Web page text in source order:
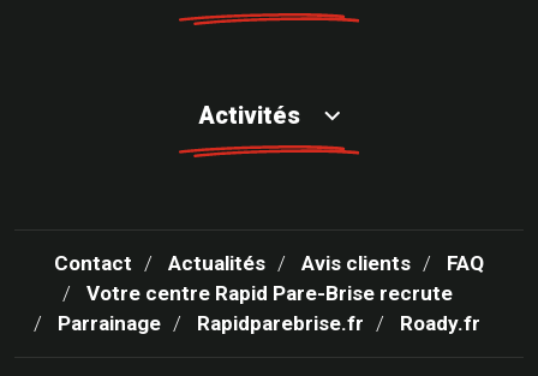
Activités
Contact Actualités Avis clients
FAQ
Votre centre Rapid Pare-Brise recrute
Parrainage
Rapidparebrise.fr Roady.fr